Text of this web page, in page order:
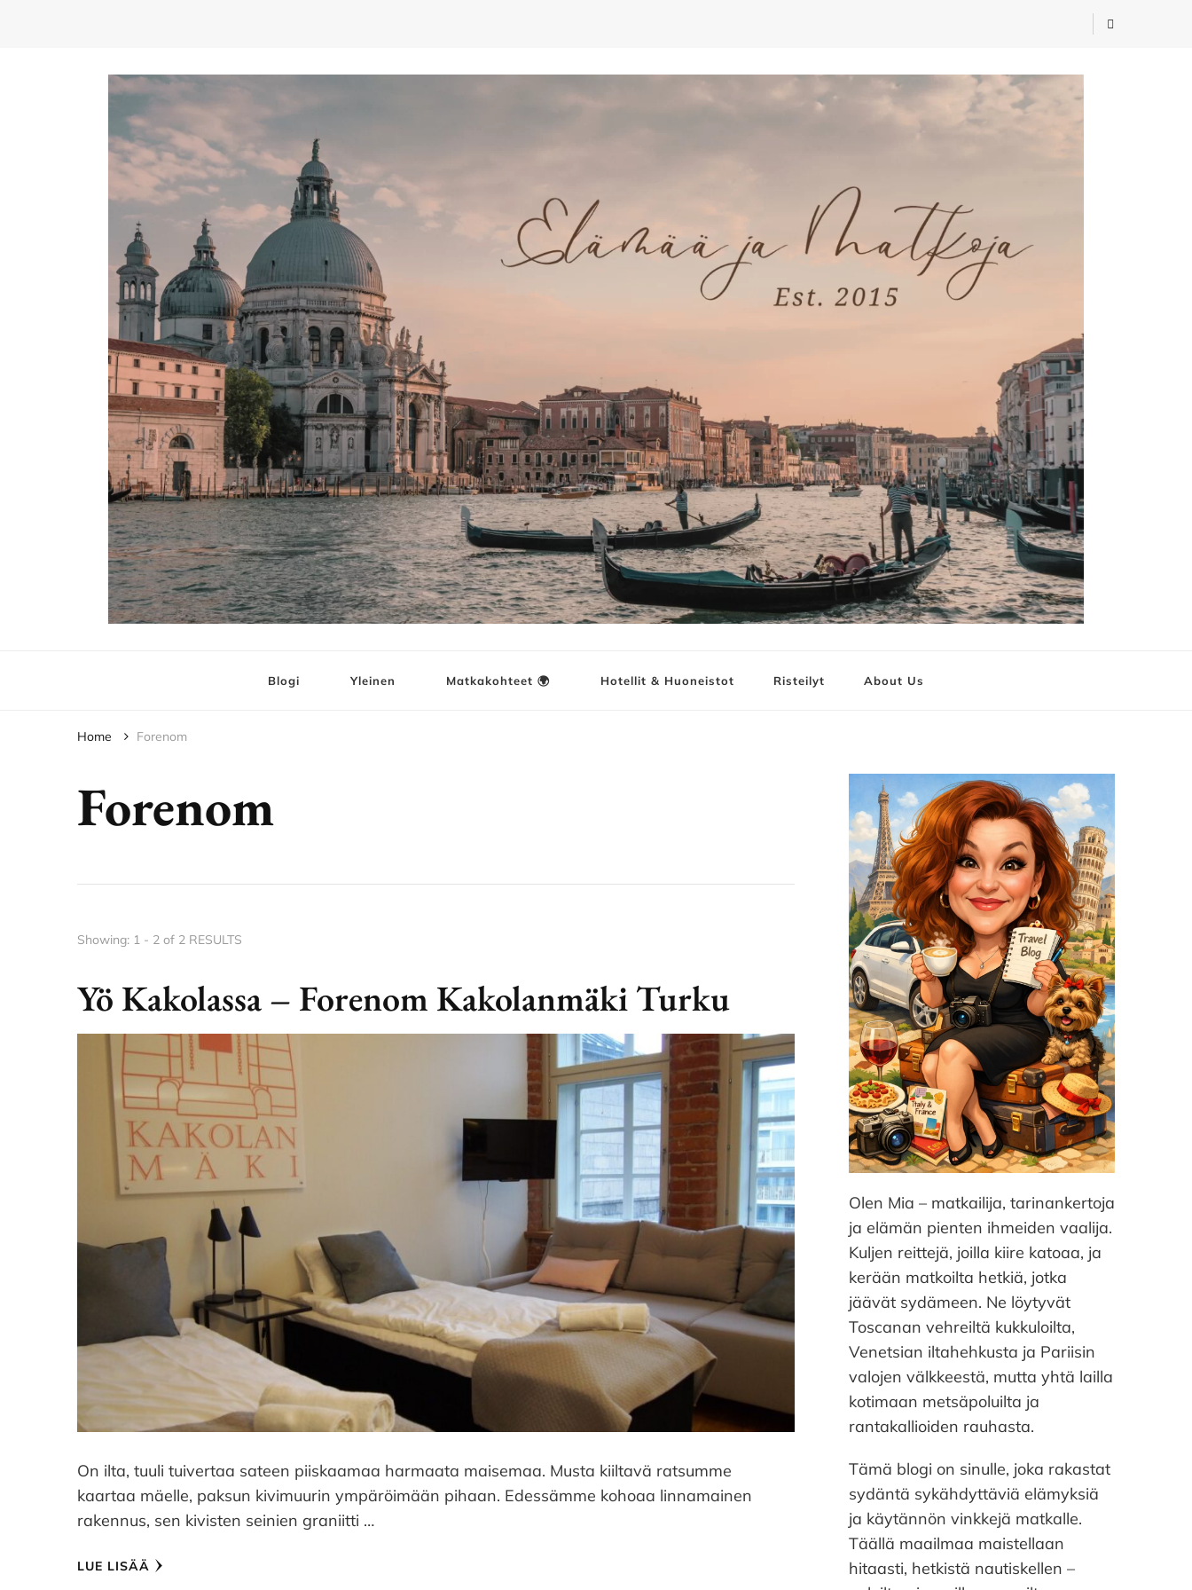
Elämää ja Matkoja
Blogi Yleinen Matkakohteet 🌍 Hotellit & Huoneistot Risteilyt About Us
Home Forenom
Forenom
Showing: 1 - 2 of 2 RESULTS
Yö Kakolassa – Forenom Kakolanmäki Turku
On ilta, tuuli tuivertaa sateen piiskaamaa harmaata maisemaa. Musta kiiltavä ratsumme
kaartaa mäelle, paksun kivimuurin ympäröimään pihaan. Edessämme kohoaa linnamainen
rakennus, sen kivisten seinien graniitti …
LUE LISÄÄ
Olen Mia – matkailija, tarinankertoja
ja elämän pienten ihmeiden vaalija.
Kuljen reittejä, joilla kiire katoaa, ja
kerään matkoilta hetkiä, jotka
jäävät sydämeen. Ne löytyvät
Toscanan vehreiltä kukkuloilta,
Venetsian iltahehkusta ja Pariisin
valojen välkkeestä, mutta yhtä lailla
kotimaan metsäpoluilta ja
rantakallioiden rauhasta.
Tämä blogi on sinulle, joka rakastat
sydäntä sykähdyttäviä elämyksiä
ja käytännön vinkkejä matkalle.
Täällä maailmaa maistellaan
hitaasti, hetkistä nautiskellen –